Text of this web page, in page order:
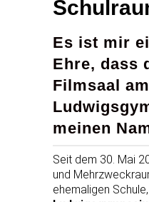
Es ist mir
Ehre, dass
Filmsaal am
meinen
Seit dem 30. Mai
und
ehemaligen